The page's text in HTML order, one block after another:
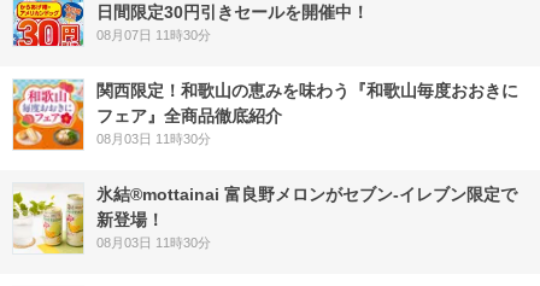
日間限定30円引きセールを開催中！
08月07日 11時30分
関西限定！和歌山の恵みを味わう『和歌山毎度おおきに
フェア』全商品徹底紹介
08月03日 11時30分
氷結®mottainai 富良野メロンがセブン‐イレブン限定で
新登場！
08月03日 11時30分